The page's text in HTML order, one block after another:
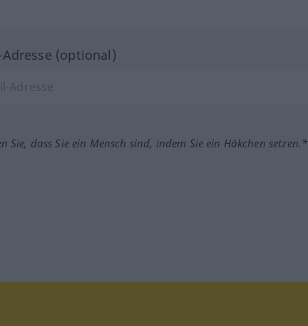
(optional)
Sie, dass Sie ein Mensch sind, indem Sie ein Häkchen setzen.*